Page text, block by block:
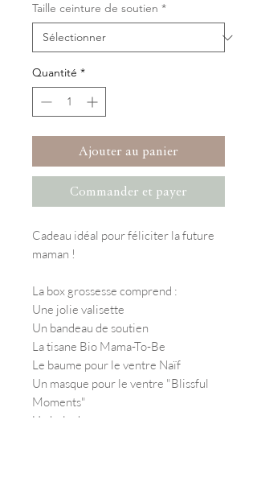
Taille ceinture de soutien *
Quantité *
Ajouter au panier
Commander et payer
Cadeau idéal pour féliciter la future
maman !
La box grossesse comprend :
Une jolie valisette
Un bandeau de soutien
La tisane Bio Mama-To-Be
Le baume pour le ventre Naïf
Un masque pour le ventre "Blissful
Moments"
Un bola de grossesse